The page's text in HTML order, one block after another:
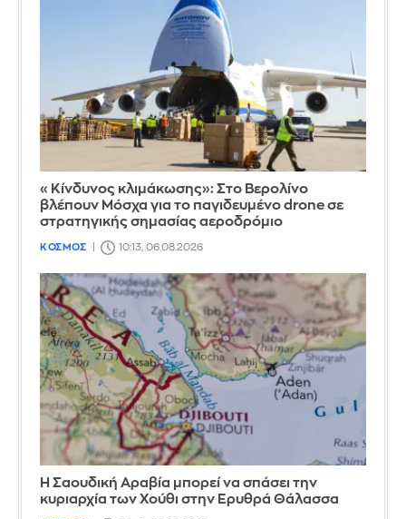
«Κίνδυνος κλιμάκωσης»: Στο Βερολίνο
βλέπουν Μόσχα για το παγιδευμένο drone σε
στρατηγικής σημασίας αεροδρόμιο
ΚΟΣΜΟΣ 10:13, 06.08.2026
Η Σαουδική Αραβία μπορεί να σπάσει την
κυριαρχία των Χούθι στην Ερυθρά Θάλασσα